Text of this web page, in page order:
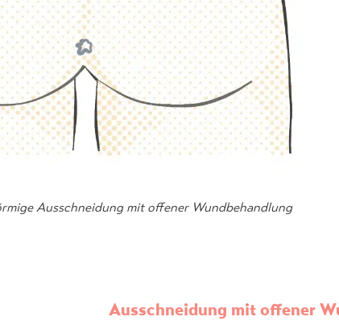
Ausschneidung mit offener Wundbehandlung
Ausschneidung mit offener